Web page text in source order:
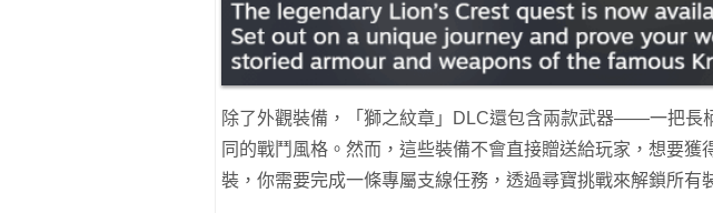
除了外觀裝備，「獅之紋章」DLC還包含兩款武器——一把長
同的戰鬥風格。然而，這些裝備不會直接贈送給玩家，想要獲
裝，你需要完成一條專屬支線任務，透過尋寶挑戰來解鎖所有